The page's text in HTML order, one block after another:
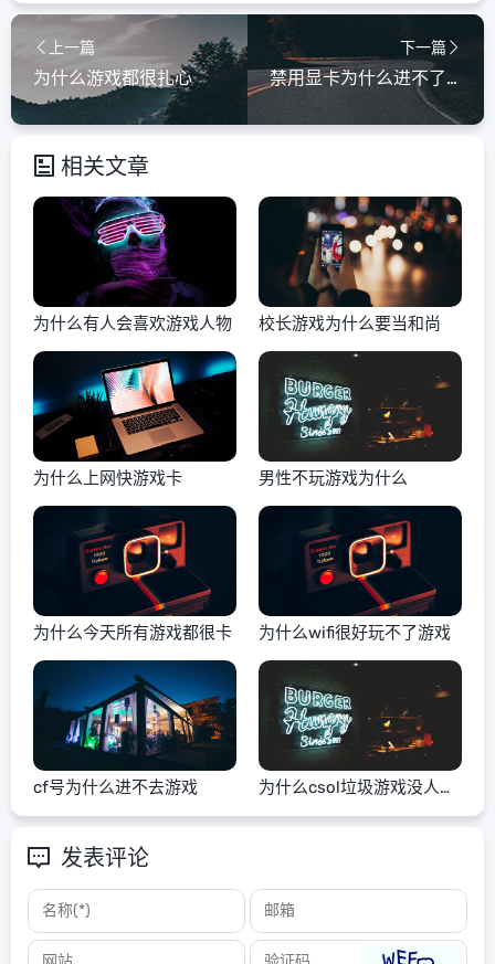
上一篇
为什么游戏都很扎心
下一篇
禁用显卡为什么进不了游戏
相关文章
为什么有人会喜欢游戏人物 校长游戏为什么要当和尚
为什么上网快游戏卡 男性不玩游戏为什么
为什么今天所有游戏都很卡 为什么wifi很好玩不了游戏
cf号为什么进不去游戏
为什么csol垃圾游戏没人玩
了
发表评论